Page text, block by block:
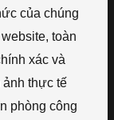
của chúng
toàn
xác và
ảnh thực tế
phòng công